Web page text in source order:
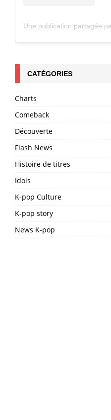
CATÉGORIES
Charts
Comeback
Découverte
Flash News
Histoire de titres
Idols
K-pop Culture
K-pop story
News K-pop